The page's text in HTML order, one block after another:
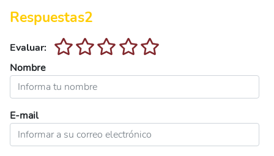
Respuestas2
Evaluar:
Nombre
E-mail